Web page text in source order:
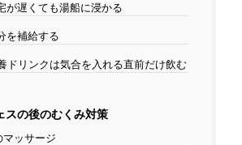
が遅くても湯船に浸かる
を補給する
ドリンクは気合を入れる直前だけ飲む
スの後のむくみ対策
マッサージ